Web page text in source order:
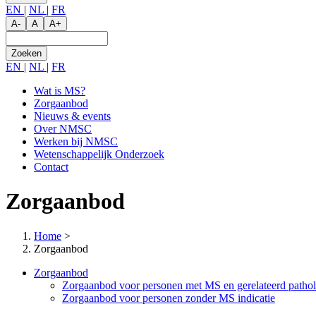
EN | NL | FR
A- A A+
EN | NL | FR
Main
navigation
Wat is MS?
Zorgaanbod
Nieuws & events
Over NMSC
Werken bij NMSC
Wetenschappelijk Onderzoek
Contact
Zorgaanbod
Home >
Zorgaanbod
Zorgaanbod
Zorgaanbod voor personen met MS en gerelateerd
Zorgaanbod voor personen zonder MS indicatie